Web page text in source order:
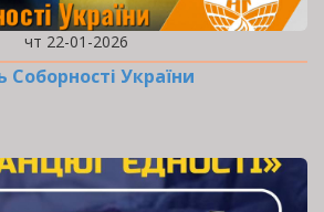
чт 22-01-2026
Соборності України